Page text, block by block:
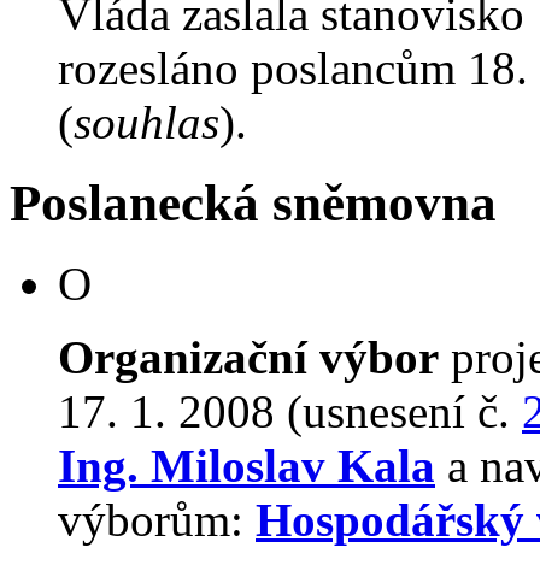
Vláda zaslala
rozesláno poslancům
(souhlas).
Poslanecká sněmovna
O
Organizační výbor
17. 1. 2008 (usnesení č.
Ing. Miloslav Kala a
výborům: